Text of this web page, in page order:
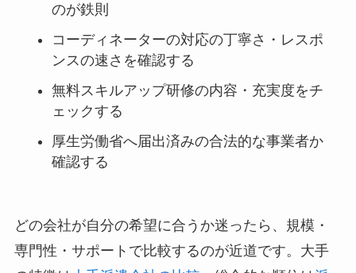
のが鉄則
コーディネーターの対応の丁寧さ・レスポ
ンスの速さを確認する
無料スキルアップ研修の内容・充実度をチ
ェックする
厚生労働省へ届出済みの合法的な事業者か
確認する
どの会社が自分の希望に合うか迷ったら、規模・
専門性・サポートで比較するのが近道です。大手